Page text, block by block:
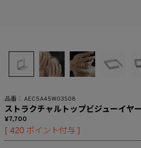
AEC5A45W03S08
ストラクチャルトップビジューイヤ
7,700
[ 420 ポイント付与 ]